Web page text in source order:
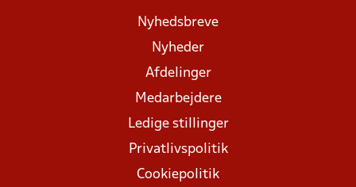
Nyhedsbreve
Nyheder
Afdelinger
Medarbejdere
Ledige stillinger
Privatlivspolitik
Cookiepolitik